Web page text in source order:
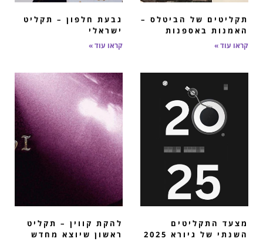
תקליטים של הביטלס –
האמנות באספנות
קראו עוד »
גבעת חלפון – תקליט
ישראלי
קראו עוד »
מצעד התקליטים
השנתי של גיורא 2025
להקת קווין – תקליט
ראשון שיוצא מחדש